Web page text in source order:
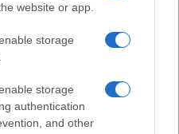
website or app.
storage
storage
authentication
and other
% au T2 2026, en dessous